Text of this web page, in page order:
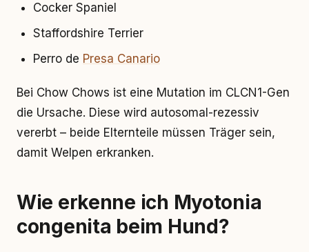
Cocker Spaniel
Staffordshire Terrier
Perro de Presa Canario
Bei Chow Chows ist eine Mutation im CLCN1-Gen
die Ursache. Diese wird autosomal-rezessiv
vererbt – beide Elternteile müssen Träger sein,
damit Welpen erkranken.
Wie erkenne ich Myotonia
congenita beim Hund?